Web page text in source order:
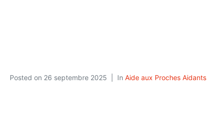
Posted on 26 septembre 2025 In Aide aux Proches Aidants